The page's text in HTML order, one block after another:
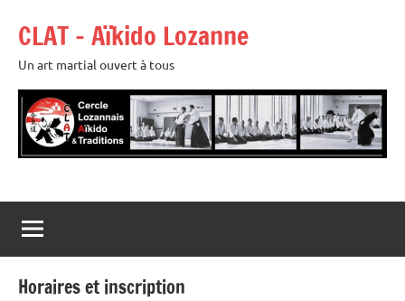
contenu
CLAT – Aïkido Lozanne
Un art martial ouvert à tous
Horaires et inscription